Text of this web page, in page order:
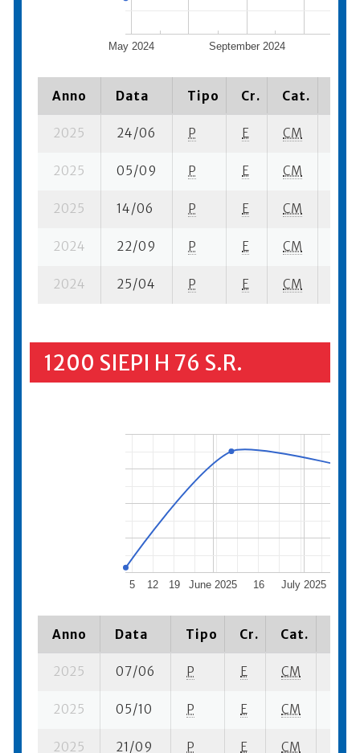
May 2024 September 2024
Anno Data Tipo Cr. Cat.
2025 24/06 P E CM
2025 05/09 P E CM
2025 14/06 P E CM
2024 22/09 P E CM
2024 25/04 P E CM
1200 SIEPI H 76 S.R.
June 2025 July 2025
5 12 19 16
Anno Data Tipo Cr. Cat.
2025 07/06 P E CM
2025 05/10 P E CM
2025 21/09 P E CM